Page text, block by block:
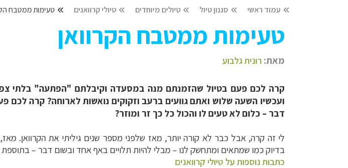
עמוד ראשי סגנון טיול טיולים מיוחדים טיולי קרוואנים טעימות ממטבח
טעימות ממטבח הקרוואן
מאת: רונית גלבוע
קרה לכם פעם בטיול שהזמנתם מנה במסעדה וקיבלתם "הפתעה" בלתי
ועכשיו השעה שלוש ואתם גוועים ברעב וזקוקים נואשות לארוחה? קרה
דבר – כלום לא טעים לו והכול כל כך זר ומוזר?
לי זה קרה, אבל כבר לא קורה יותר, מאז שלפני מספר שנים גיליתי את הקרוואן.
בדיוק כמו שמתאים ומתחשק לנו – מבלי להיות תלויים באף אחד ובשום דבר –בתוספת
כתבות נוספות על טיולי קרוואנים